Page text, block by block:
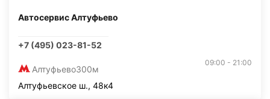
Автосервис Алтуфьево
+7 (495) 023-81-52
Алтуфьево300м
09:00 - 21:00
Алтуфьевское ш., 48к4